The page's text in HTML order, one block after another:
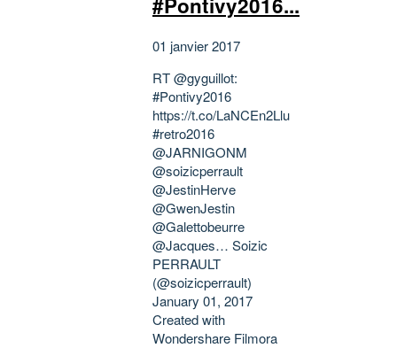
01 janvier 2017
RT @gyguillot:
#Pontivy2016
https://t.co/LaNCEn2Llu
#retro2016
@JARNIGONM
@soizicperrault
@JestinHerve
@GwenJestin
@Galettobeurre
@Jacques… Soizic
PERRAULT
(@soizicperrault)
January 01, 2017
Created with
Wondershare Filmora